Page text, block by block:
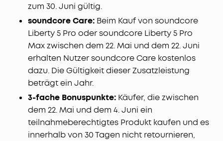
zum 30. Juni gültig.
soundcore Care: Beim Kauf von soundcore
Liberty 5 Pro oder soundcore Liberty 5 Pro
Max zwischen dem 22. Mai und dem 22. Juni
erhalten Nutzer soundcore Care kostenlos
dazu. Die Gültigkeit dieser Zusatzleistung
beträgt ein Jahr.
3-fache Bonuspunkte: Käufer, die zwischen
dem 22. Mai und dem 4. Juni ein
teilnahmeberechtigtes Produkt kaufen und es
innerhalb von 30 Tagen nicht retournieren,